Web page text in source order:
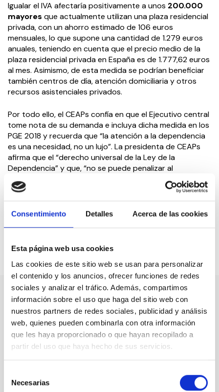
Consentimiento Detalles Acerca de las cookies
Esta página web usa cookies
Las cookies de este sitio web se usan para personalizar
el contenido y los anuncios, ofrecer funciones de redes
sociales y analizar el tráfico. Además, compartimos
información sobre el uso que haga del sitio web con
nuestros partners de redes sociales, publicidad y análisis
web, quienes pueden combinarla con otra información
que les haya proporcionado o que hayan recopilado a
partir del uso que haya hecho de sus servicios.
Necesarias
Igualar el IVA afectaría positivamente a unos 200.000
mayores que actualmente utilizan una plaza residencial
privada, con un ahorro estimado de 106 euros
mensuales, lo que supone una cantidad de 1.279 euros
anuales, teniendo en cuenta que el precio medio de la
plaza residencial privada en España es de 1.777,62 euros
al mes. Asimismo, de esta medida se podrían beneficiar
también centros de día, atención domiciliaria y otros
recursos asistenciales privados.
Por todo ello, el CEAPs confía en que el Ejecutivo central
tome nota de su demanda e incluya dicha medida en los
PGE 2018 y recuerda que “la atención a la dependencia
es una necesidad, no un lujo”. La presidenta de CEAPs
afirma que el “derecho universal de la Ley de la
Dependencia” y que, “no se puede penalizar al
ciudadano incrementándole el IVA cuando se ve
obligado a contratar un servicio privado por ineficacia
del sistema público, con largas listas de espera”. De
hecho, Cinta Pascual tuvo la oportunidad de explicar en
Nuestro canal de Youtube
Todas las jornadas CEDDD, el podcast ‘El Rincón
Social’ y mucho más en formato audiovisual a un
solo clic.
Suscribirme